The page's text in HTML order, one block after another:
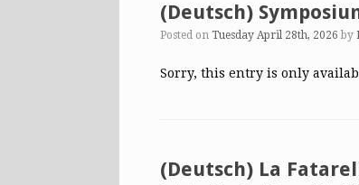
(Deutsch)
Posted on Tuesday April 28th, 2026 by
Sorry, this entry is only
(Deutsch) La